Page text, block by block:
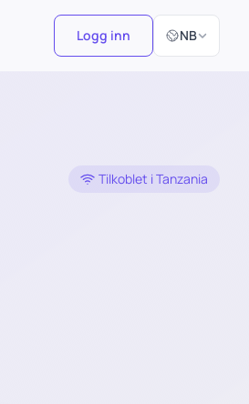
Logg inn NB
Velg språk
Tilkoblet i Tanzania